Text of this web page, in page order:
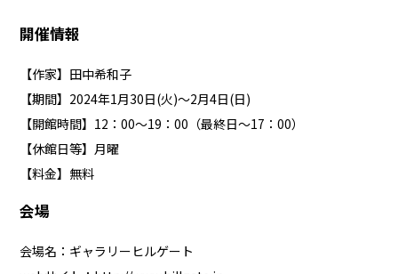
開催情報
【作家】田中希和子
【期間】2024年1月30日(火)～2月4日(日)
【開館時間】12：00～19：00（最終日～17：00）
【休館日等】月曜
【料金】無料
会場
会場名：ギャラリーヒルゲート